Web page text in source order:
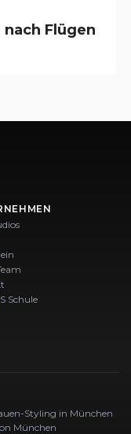
Flügen
Schule
Styling in München
München